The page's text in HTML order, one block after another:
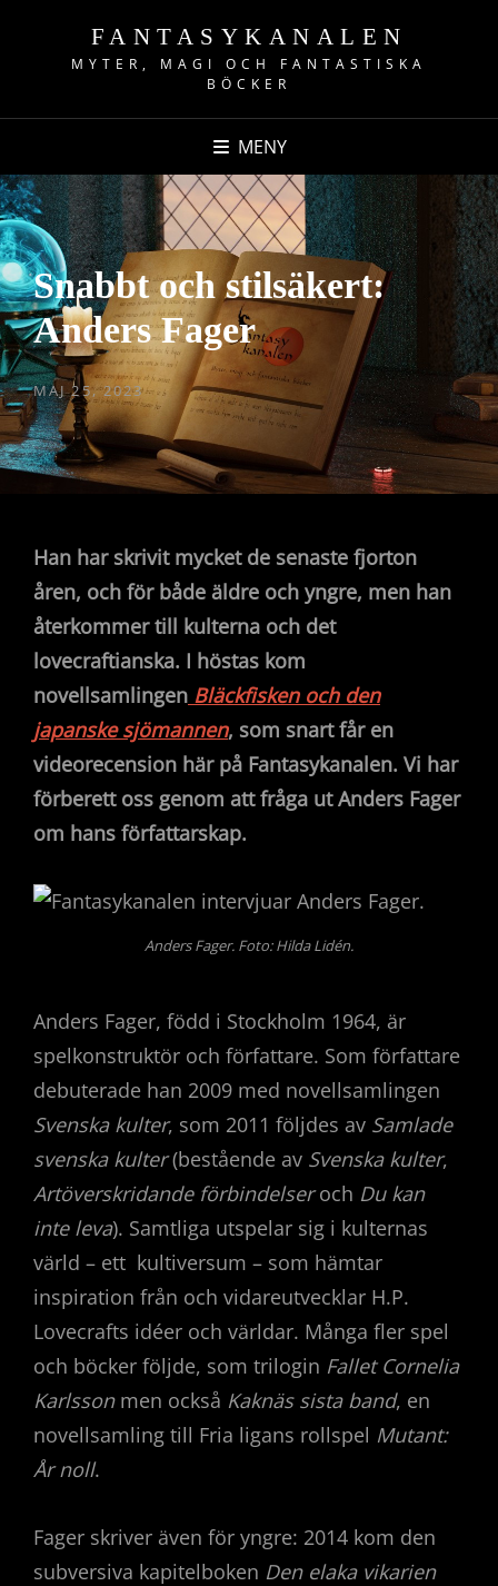
FANTASYKANALEN
MYTER, MAGI OCH FANTASTISKA
BÖCKER
MENY
Snabbt och stilsäkert:
Anders Fager
PUBLICERAT
DEN
MAJ 25, 2023
Han har skrivit mycket de senaste fjorton
åren, och för både äldre och yngre, men han
återkommer till kulterna och det
lovecraftianska. I höstas kom
novellsamlingen Bläckfisken och den
japanske sjömannen, som snart får en
videorecension här på Fantasykanalen. Vi har
förberett oss genom att fråga ut Anders Fager
om hans författarskap.
Anders Fager. Foto: Hilda Lidén.
Anders Fager, född i Stockholm 1964, är
spelkonstruktör och författare. Som författare
debuterade han 2009 med novellsamlingen
Svenska kulter, som 2011 följdes av Samlade
svenska kulter(bestående av Svenska kulter,
Artöverskridande förbindelseroch Du kan
inte leva). Samtliga utspelar sig i kulternas
värld – ett kultiversum – som hämtar
inspiration från och vidareutvecklar H.P.
Lovecrafts idéer och världar. Många fler spel
och böcker följde, som trilogin Fallet Cornelia
Karlssonmen också Kaknäs sista band, en
novellsamling till Fria ligans rollspel Mutant:
År noll.
Fager skriver även för yngre: 2014 kom den
subversiva kapitelboken Den elaka vikarien